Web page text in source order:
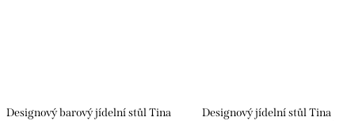
Designový barový jídelní stůl Tina
Designový jídelní stůl Tina